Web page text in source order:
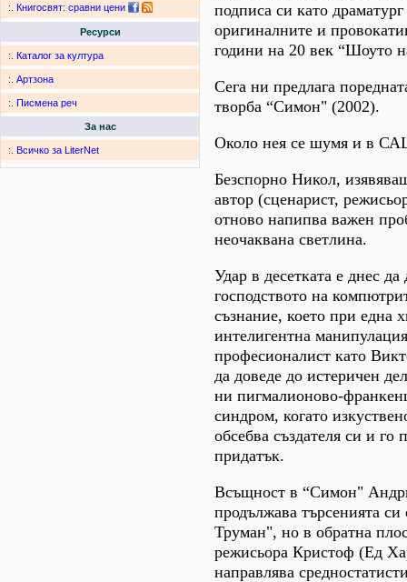
:. Книгосвят: сравни цени
Ресурси
:. Каталог за култура
:. Артзона
:. Писмена реч
За нас
:. Всичко за LiterNet
подписа си като
оригиналните и
години на 20 век “Шоуто
Сега ни предлага
творба “Симон" (2002).
Около нея се шумя и в
Безспорно Никол,
автор (сценарист,
отново напипва важен
неочаквана светлина.
Удар в десетката е днес
господството на
съзнание, което при една
интелигентна
професионалист като
да доведе до истеричен
ни пигмалионово-
синдром, когато
обсебва създателя си и го
придатък.
Всъщност в “Симон"
продължава търсенията
Труман", но в обратна
режисьора Кристоф (Ед
направлява